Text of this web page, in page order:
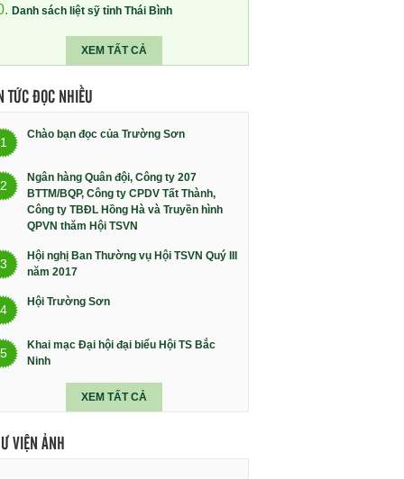
Danh sách liệt sỹ tỉnh Thái Bình
XEM TẤT CẢ
TỨC ĐỌC NHIỀU
1
Chào bạn đọc của Trường Sơn
2
Ngân hàng Quân đội, Công ty 207
BTTM/BQP, Công ty CPDV Tất Thành,
Công ty TBĐL Hồng Hà và Truyền hình
QPVN thăm Hội TSVN
3
Hội nghị Ban Thường vụ Hội TSVN Quý III
năm 2017
4
Hội Trường Sơn
5
Khai mạc Đại hội đại biểu Hội TS Bắc
Ninh
XEM TẤT CẢ
VIỆN ẢNH